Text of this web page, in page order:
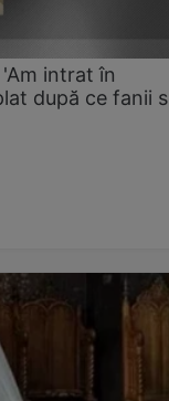
intrat în
după ce fanii